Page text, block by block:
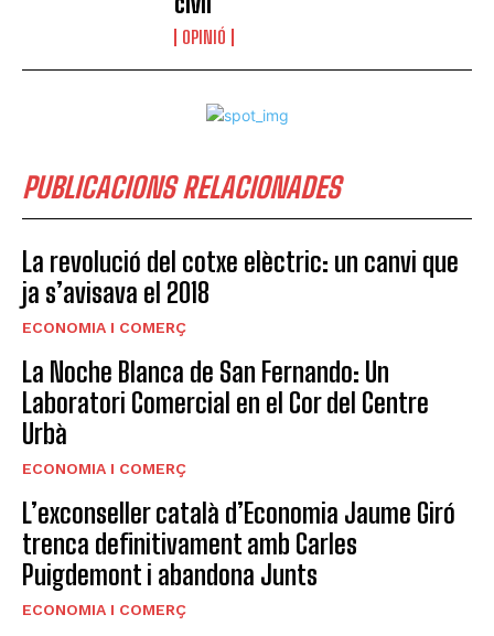
OPINIÓ
PUBLICACIONS RELACIONADES
La revolució del cotxe elèctric: un canvi que
ja s’avisava el 2018
ECONOMIA I COMERÇ
La Noche Blanca de San Fernando: Un
Laboratori Comercial en el Cor del Centre
Urbà
ECONOMIA I COMERÇ
L’exconseller català d’Economia Jaume Giró
trenca definitivament amb Carles
Puigdemont i abandona Junts
ECONOMIA I COMERÇ